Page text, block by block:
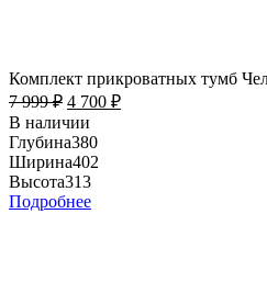
Комплект прикроватных тумб
7 999₽ 4 700 ₽
В наличии
Глубина380
Ширина402
Высота313
Подробнее